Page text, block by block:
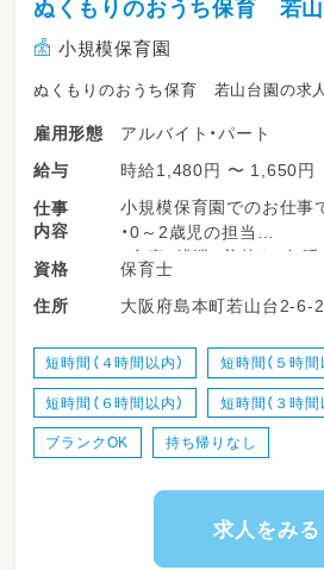
ぬくもりのおうち保育 若
小規模保育園
ぬくもりのおうち保育 若山台園の求
雇用形態
アルバイト・パート
給与
時給1,480円 〜 1,650円
仕事
内容
小規模保育園でのお仕事
・0～2歳児の担当
・食事、排泄、着替え、午
・園内の環境整備
・保護者対応 ※勤務時間
・連絡帳、各書類の記入
によって作成書類は異な
（連絡帳、個別指導計画票
等）
資格
保育士
住所
大阪府島本町若山台2-6-
短時間（４時間以内） 短時間（５時間
短時間（６時間以内） 短時間（３時間
ブランクOK 持ち帰りなし
求人をみる